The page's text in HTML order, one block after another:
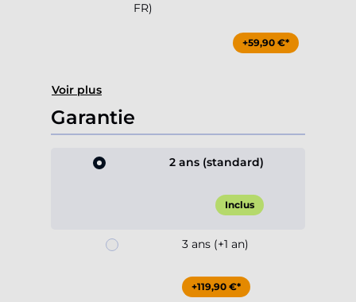
FR)
+59,90 €*
Voir plus
Garantie
2 ans (standard)
Inclus
3 ans (+1 an)
+119,90 €*